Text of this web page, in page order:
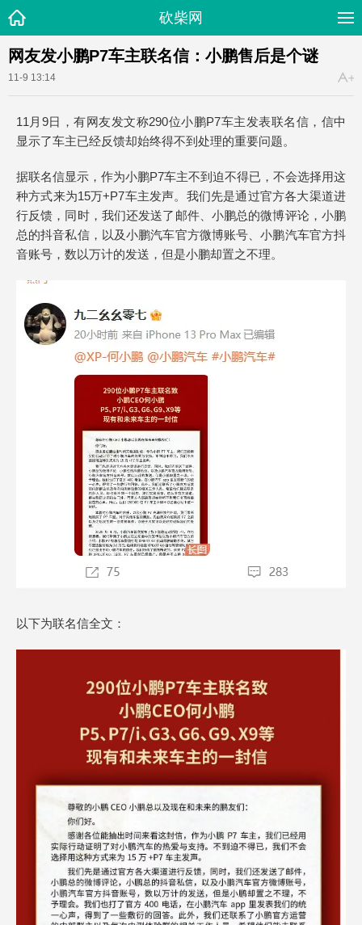
砍柴网
网友发小鹏P7车主联名信：小鹏售后是个谜
11-9 13:14
11月9日，有网友发文称290位小鹏P7车主发表联名信，信中
显示了车主已经反馈却始终得不到处理的重要问题。
据联名信显示，作为小鹏P7车主不到迫不得已，不会选择用这
种方式来为15万+P7车主发声。我们先是通过官方各大渠道进
行反馈，同时，我们还发送了邮件、小鹏总的微博评论，小鹏
总的抖音私信，以及小鹏汽车官方微博账号、小鹏汽车官方抖
音账号，数以万计的发送，但是小鹏却置之不理。
以下为联名信全文：